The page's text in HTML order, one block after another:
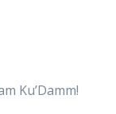
Ku’Damm!